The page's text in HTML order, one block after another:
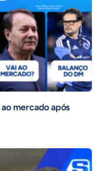
mercado após